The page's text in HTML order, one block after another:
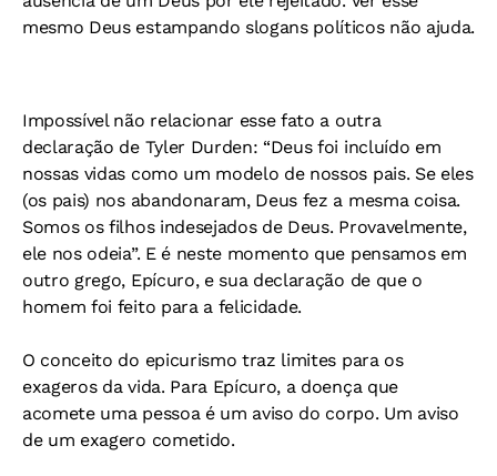
mesmo Deus estampando slogans políticos não ajuda.
Impossível não relacionar esse fato a outra
declaração de Tyler Durden: “Deus foi incluído em
nossas vidas como um modelo de nossos pais. Se eles
(os pais) nos abandonaram, Deus fez a mesma coisa.
Somos os filhos indesejados de Deus. Provavelmente,
ele nos odeia”. E é neste momento que pensamos em
outro grego, Epícuro, e sua declaração de que o
homem foi feito para a felicidade.
O conceito do epicurismo traz limites para os
exageros da vida. Para Epícuro, a doença que
acomete uma pessoa é um aviso do corpo. Um aviso
de um exagero cometido.